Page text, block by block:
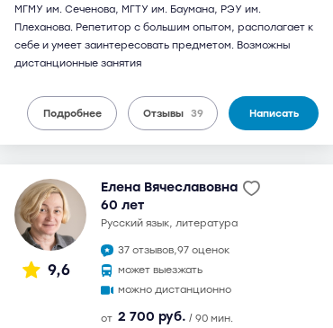
МГМУ им. Сеченова, МГТУ им. Баумана, РЭУ им.
Плеханова. Репетитор с большим опытом, располагает к
себе и умеет заинтересовать предметом. Возможны
дистанционные занятия
Подробнее Отзывы 39 Написать
9,6
Елена Вячеславовна
60 лет
русский язык, литература
37 отзывов,97 оценок
может выезжать
можно дистанционно
от 2 700 руб. / 90 мин.